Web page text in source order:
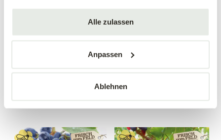
Alle zulassen
Anpassen
Ablehnen
'Konstantinopeler'
10 Liter Topf
Birnenquitte 'Bereczki'
Busch
10 Liter Topf